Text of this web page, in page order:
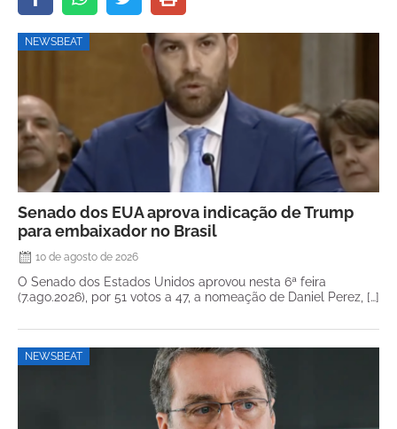
NEWSBEAT
Senado dos EUA aprova indicação de Trump
para embaixador no Brasil
10 de agosto de 2026
O Senado dos Estados Unidos aprovou nesta 6ª feira
(7.ago.2026), por 51 votos a 47, a nomeação de Daniel Perez, […]
NEWSBEAT